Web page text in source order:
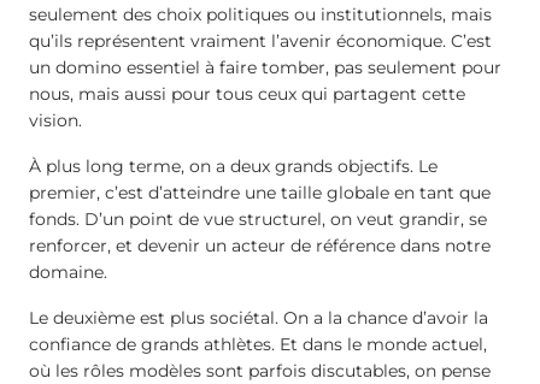
seulement des choix politiques ou institutionnels, mais
qu’ils représentent vraiment l’avenir économique. C’est
un domino essentiel à faire tomber, pas seulement pour
nous, mais aussi pour tous ceux qui partagent cette
vision.
À plus long terme, on a deux grands objectifs. Le
premier, c’est d’atteindre une taille globale en tant que
fonds. D’un point de vue structurel, on veut grandir, se
renforcer, et devenir un acteur de référence dans notre
domaine.
Le deuxième est plus sociétal. On a la chance d’avoir la
confiance de grands athlètes. Et dans le monde actuel,
où les rôles modèles sont parfois discutables, on pense